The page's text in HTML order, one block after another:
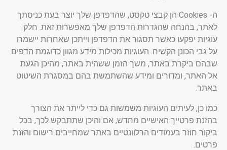
ה- Cookies הן קבצי טקסט, שהדפדפן שלך יוצר בעת כניסתך
לאתר, בהנחה שהגדרות הדפדפן שלך מאפשרות זאת. חלק
עוגיות יפקעו כאשר תסגור את הדפדפן וייתכן שאחרות יישמרו
על גבי הכונן הקשיח. העוגיות מכילות מידע מגוון כדוגמת הדפים
שבהם ביקרת באתר, משך הזמן ששהית באתר, מהיכן הגעת
אל האתר, ומדורים ומידע שהשתמשת בהם במסגרת השיטוט
באתר.
כמו כן, לעיתים העוגיות משמשות גם כדי לייתר את הצורך
בהזנת פרטייך האישיים מחדש, אם והיכן שתתבקש לכך, בכל
ביקור חוזר בעמודים הרלוונטיים באתר שמחייבים רישום והזנת
פרטים.